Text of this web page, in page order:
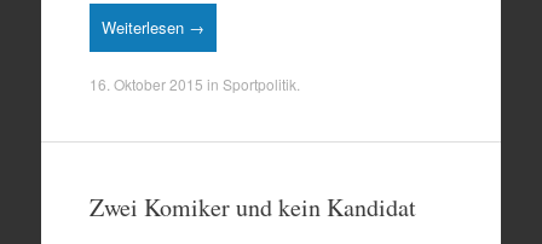
Weiterlesen →
16. Oktober 2015 in Sportpolitik
Zwei Komiker und kein Kandidat